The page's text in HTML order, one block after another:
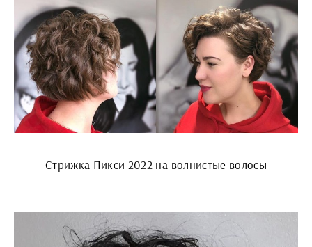
Стрижка Пикси 2022 на волнистые волосы